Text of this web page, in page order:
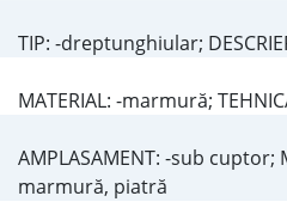
TIP: -dreptunghiular;
MATERIAL: -marmură;
AMPLASAMENT: -sub cuptor;
marmură, piatră